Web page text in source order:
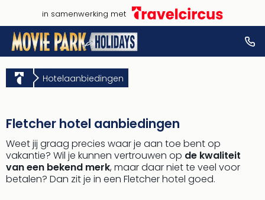
in samenwerking met
Hotelaanbiedingen
Fletcher hotel aanbiedingen
Weet jij graag precies waar je aan toe bent op
vakantie? Wil je kunnen vertrouwen op de kwaliteit
van een bekend merk, maar daar niet te veel voor
betalen? Dan zit je in een Fletcher hotel goed.